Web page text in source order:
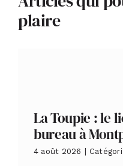
plaire
La Toupie : le
bureau à
4 août 2026